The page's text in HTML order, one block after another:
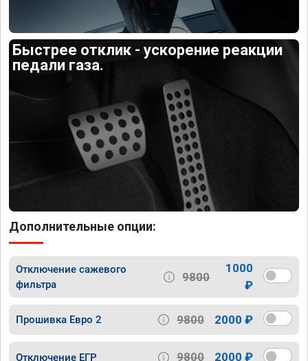
Быстрее отклик - ускорение реакции
педали газа.
Дополнительные опции:
Отключение сажевого
фильтра
9800
1000
₽
Прошивка Евро 2 9800 2000 ₽
Отключение ЕГР 9800 2000 ₽